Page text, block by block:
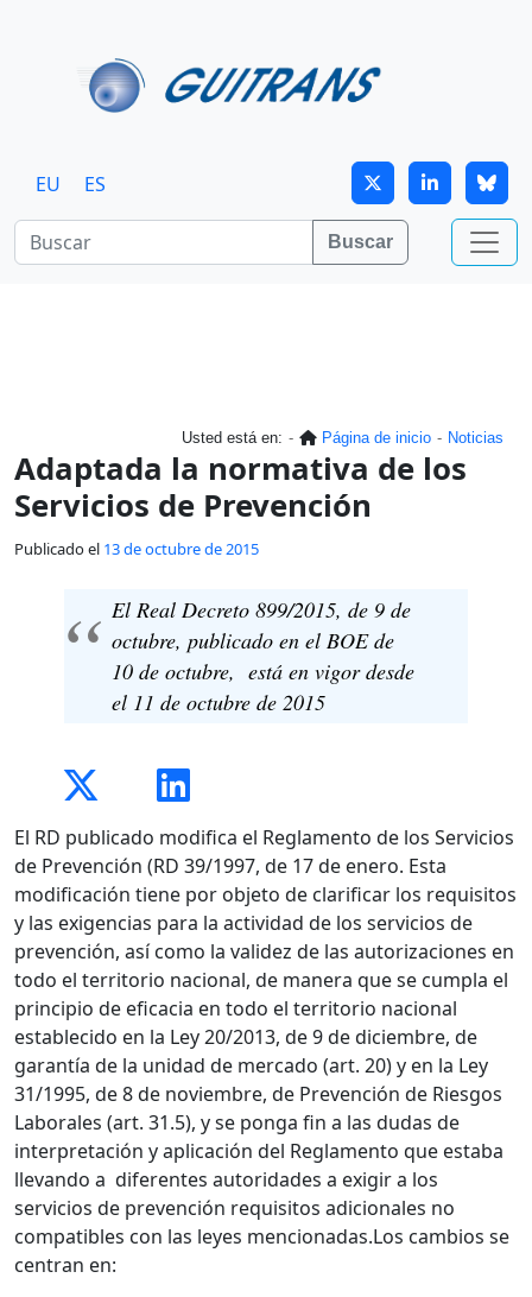
EU ES
Buscar
Usted está en: Página de inicio Noticias
Adaptada la normativa de los
Servicios de Prevención
Publicado el 13 de octubre de 2015
El Real Decreto 899/2015, de 9 de
octubre, publicado en el BOE de
10 de octubre, está en vigor desde
el 11 de octubre de 2015
El RD publicado modifica el Reglamento de los Servicios
de Prevención (RD 39/1997, de 17 de enero. Esta
modificación tiene por objeto de clarificar los requisitos
y las exigencias para la actividad de los servicios de
prevención, así como la validez de las autorizaciones en
todo el territorio nacional, de manera que se cumpla el
principio de eficacia en todo el territorio nacional
establecido en la Ley 20/2013, de 9 de diciembre, de
garantía de la unidad de mercado (art. 20) y en la Ley
31/1995, de 8 de noviembre, de Prevención de Riesgos
Laborales (art. 31.5), y se ponga fin a las dudas de
interpretación y aplicación del Reglamento que estaba
llevando a diferentes autoridades a exigir a los
servicios de prevención requisitos adicionales no
compatibles con las leyes mencionadas.Los cambios se
centran en: